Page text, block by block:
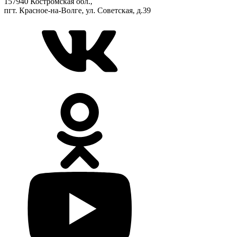
пгт. Красное-на-Волге, ул. Советская, д.39